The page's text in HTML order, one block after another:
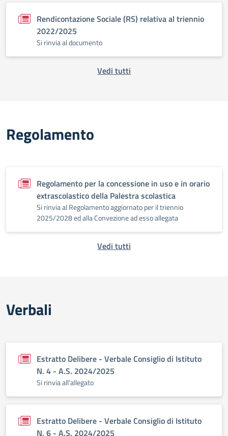
Rendicontazione Sociale (RS) relativa al triennio
2022/2025
Si rinvia al documento
Vedi tutti
Regolamento
Regolamento per la concessione in uso e in orario
extrascolastico della Palestra scolastica
Si rinvia al Regolamento aggiornato per il triennio
2025/2028 ed alla Convezione ad esso allegata
Vedi tutti
Verbali
Estratto Delibere - Verbale Consiglio di Istituto
N. 4 - A.S. 2024/2025
Si rinvia all'allegato
Estratto Delibere - Verbale Consiglio di Istituto
N. 6 - A.S. 2024/2025